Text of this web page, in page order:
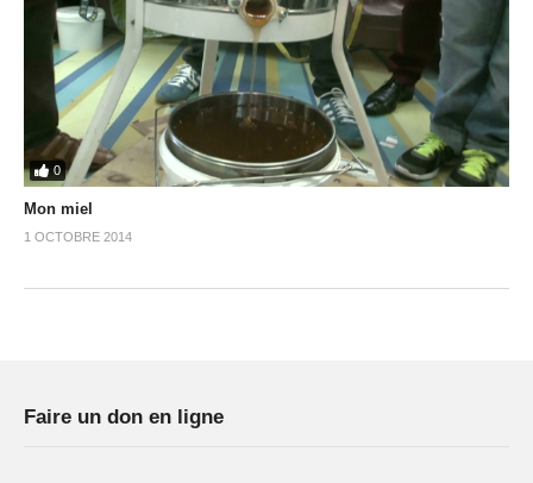
0
Mon miel
1 OCTOBRE 2014
Faire un don en ligne